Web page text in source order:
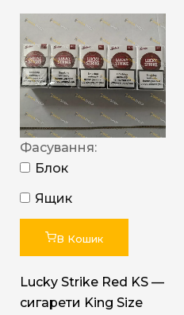
Фасування:
Блок
Ящик
В Кошик
Lucky Strike Red KS —
сигарети King Size